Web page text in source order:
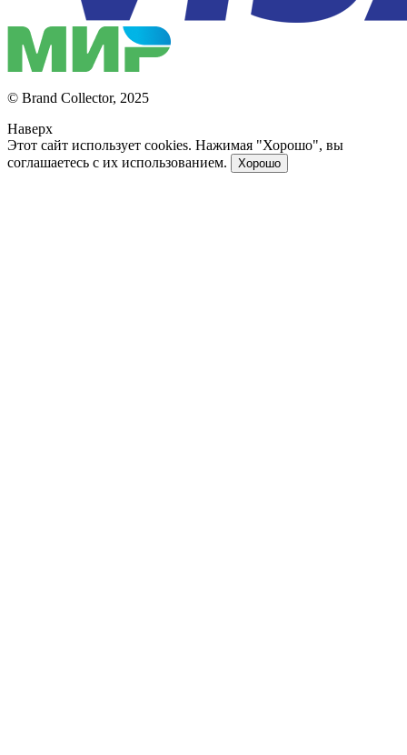
© Brand Collector, 2025
Наверх
Этот сайт использует cookies. Нажимая "Хорошо", вы
соглашаетесь с их использованием.
Хорошо